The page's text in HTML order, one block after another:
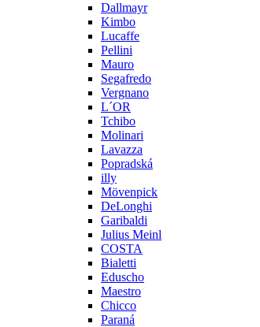
Dallmayr
Kimbo
Lucaffe
Pellini
Mauro
Segafredo
Vergnano
L´OR
Tchibo
Molinari
Lavazza
Popradská
illy
Mövenpick
DeLonghi
Garibaldi
Julius Meinl
COSTA
Bialetti
Eduscho
Maestro
Chicco
Paraná